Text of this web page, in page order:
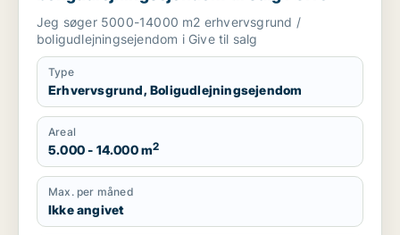
Jeg søger 5000-14000 m2 erhvervsgrund /
boligudlejningsejendom i Give til salg
Type
Erhvervsgrund, Boligudlejningsejendom
Areal
5.000 - 14.000 m2
Max. per måned
Ikke angivet